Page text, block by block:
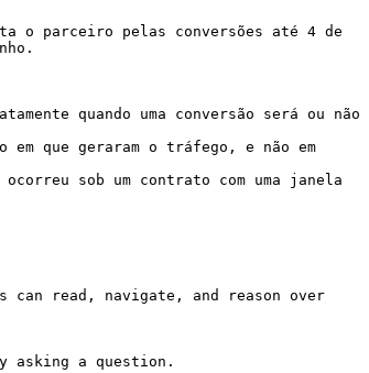
o parceiro pelas conversões até 4 de
quando uma conversão será ou não
em que geraram o tráfego, e não em
sob um contrato com uma janela
can read, navigate, and reason over
asking a question.